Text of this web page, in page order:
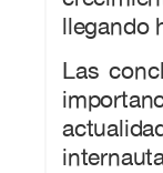
llegando
Las